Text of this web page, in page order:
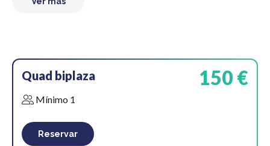
Quad biplaza
Mínimo 1
150 €
Reservar